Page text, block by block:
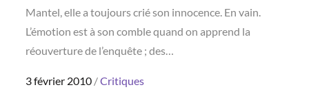
Mantel, elle a toujours crié son innocence. En vain.
L’émotion est à son comble quand on apprend la
réouverture de l’enquête ; des…
Posted
3 février 2010 Critiques